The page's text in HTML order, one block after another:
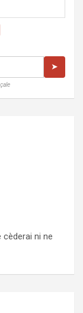
➤
ni ne